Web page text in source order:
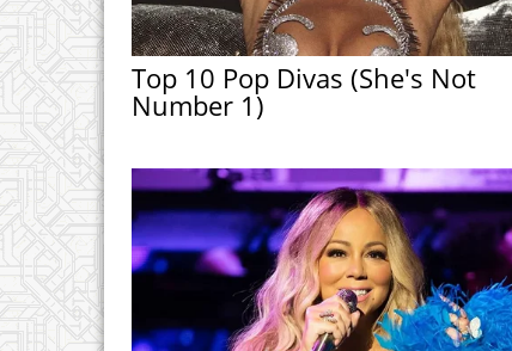
Top 10 Pop Divas (She's Not
Number 1)